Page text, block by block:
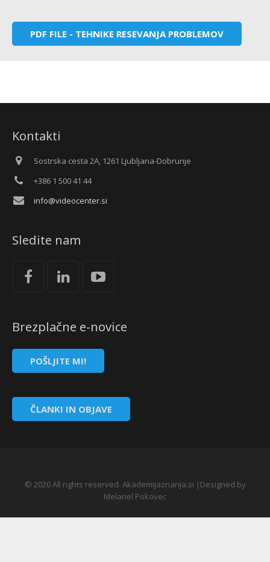
PDF FILE - TEHNIKE RESEVANJA PROBLEMOV
Kontakti
Sostrska cesta 2A, 1261 Ljubljana-Dobrunje
+386 1 500 41 44
info@videocenter.si
Sledite nam
Brezplačne e-novice
POŠLJITE MI!
ČLANKI IN OBJAVE
© 2020 All rights reserved. Akademijaznanja.si |Designed by
Melariel Pokovec